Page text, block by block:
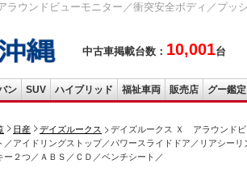
ウンドビューモニター／衝突安全ボディ／プッ
中古車掲載台数： 10,001台
ン SUV ハイブリッド 福祉車両 販売店 グー鑑定
日産 デイズルークス
デイズルークス Ｘ アラウンドビ
アイドリングストップ／パワースライドドア／リアシーリ
２つ／ＡＢＳ／ＣＤ／ベンチシート／